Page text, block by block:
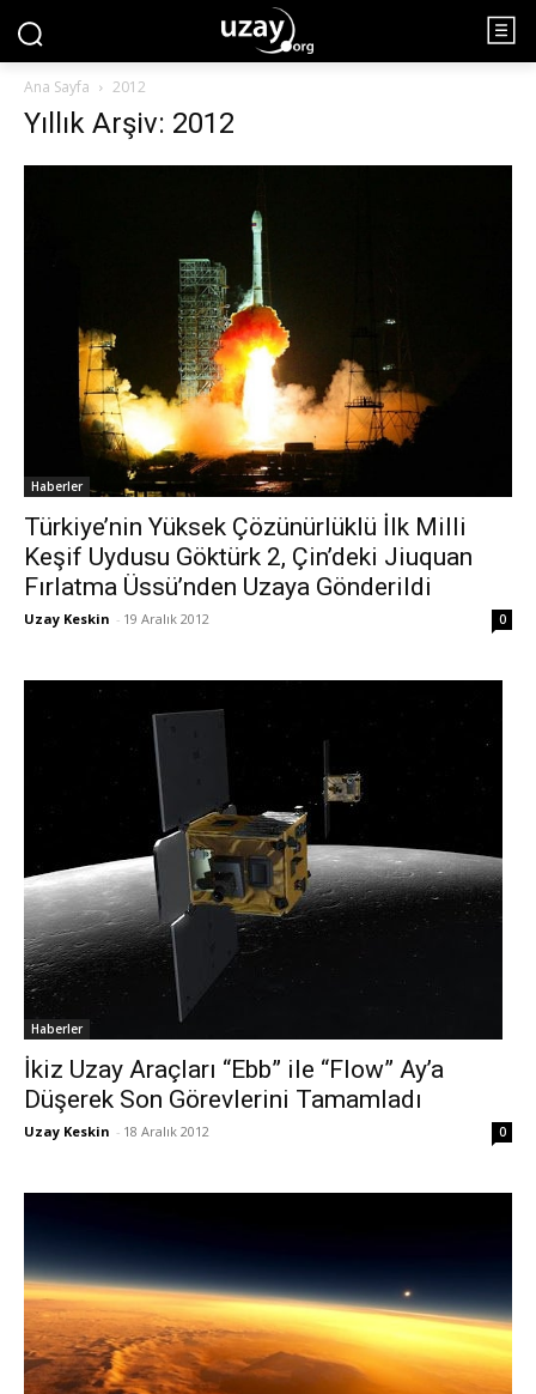
Ana Sayfa 2012
Yıllık Arşiv: 2012
Haberler
Türkiye’nin Yüksek Çözünürlüklü İlk Milli
Keşif Uydusu Göktürk 2, Çin’deki Jiuquan
Fırlatma Üssü’nden Uzaya Gönderildi
Uzay Keskin - 19 Aralık 2012 0
Haberler
İkiz Uzay Araçları “Ebb” ile “Flow” Ay’a
Düşerek Son Görevlerini Tamamladı
Uzay Keskin - 18 Aralık 2012 0